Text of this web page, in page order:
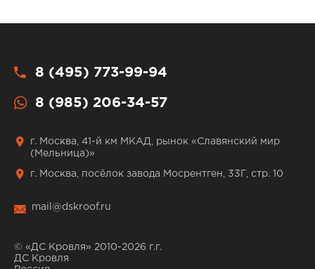
8 (495) 773-99-94
8 (985) 206-34-57
г. Москва, 41-й км МКАД, рынок «Славянский мир
(Мельница)»
г. Москва, посёлок завода Мосрентген, 33Г, стр. 10
mail@dskroof.ru
© «ДС Кровля» 2010-2026 г.г.
ДС Кровля